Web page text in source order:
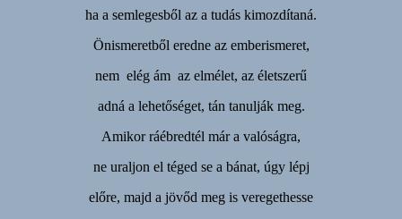
ha a semlegesből az a tudás kimozdítaná.
Önismeretből eredne az emberismeret,
nem elég ám az elmélet, az életszerű
adná a lehetőséget, tán tanulják meg.
Amikor ráébredtél már a valóságra,
ne uraljon el téged se a bánat, úgy lépj
előre, majd a jövőd meg is veregethesse